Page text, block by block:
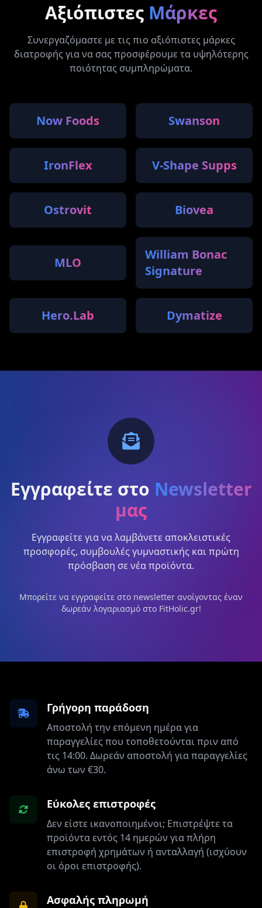
Αξιόπιστες Μάρκες
Συνεργαζόμαστε με τις πιο αξιόπιστες μάρκες
διατροφής για να σας προσφέρουμε τα υψηλότερης
ποιότητας συμπληρώματα.
Now Foods Swanson
IronFlex V-Shape Supps
Ostrovit Biovea
MLO
William Bonac
Signature
Hero.Lab Dymatize
Εγγραφείτε στο Newsletter
μας
Εγγραφείτε για να λαμβάνετε αποκλειστικές
προσφορές, συμβουλές γυμναστικής και πρώτη
πρόσβαση σε νέα προϊόντα.
Μπορείτε να εγγραφείτε στο newsletter ανοίγοντας έναν
δωρεάν λογαριασμό στο FitHolic.gr!
Γρήγορη παράδοση
Αποστολή την επόμενη ημέρα για
παραγγελίες που τοποθετούνται πριν από
τις 14:00. Δωρεάν αποστολή για παραγγελίες
άνω των €30.
Εύκολες επιστροφές
Δεν είστε ικανοποιημένοι; Επιστρέψτε τα
προϊόντα εντός 14 ημερών για πλήρη
επιστροφή χρημάτων ή ανταλλαγή (ισχύουν
οι όροι επιστροφής).
Ασφαλής πληρωμή